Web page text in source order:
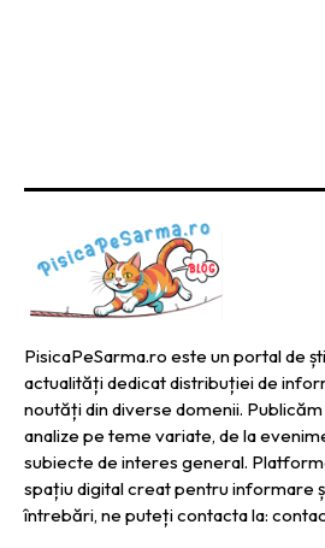
PisicaPeSarma.ro este un portal de
actualități dedicat distribuției de
noutăți din diverse domenii.
analize pe teme variate, de la
subiecte de interes general.
spațiu digital creat pentru informare
întrebări, ne puteți contacta la: